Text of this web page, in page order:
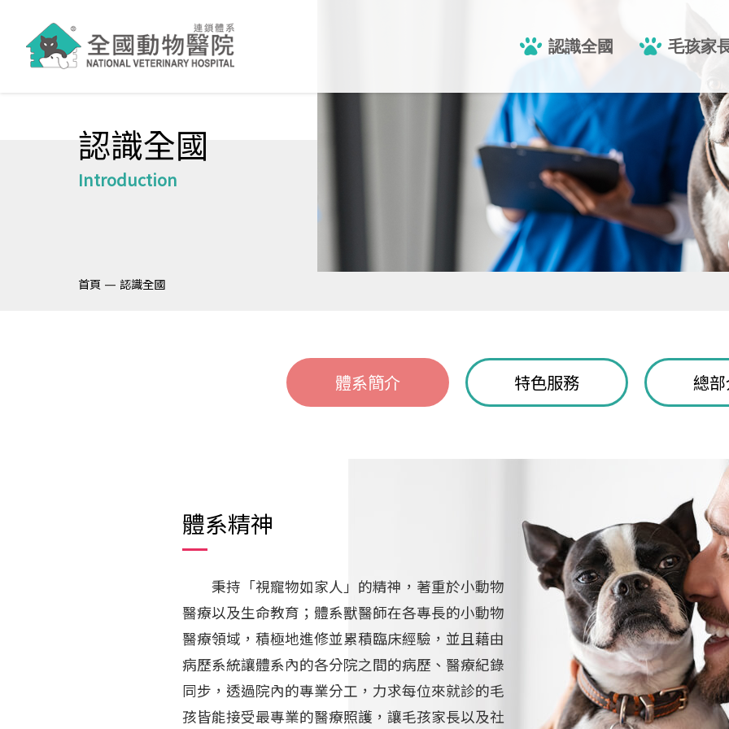
認識全國 毛孩家
認識全國
Introduction
首頁 — 認識全國
體系簡介 特色服務 總
體系精神
秉持「視寵物如家人」的精神，著重於小動物
醫療以及生命教育；體系獸醫師在各專長的小動物
醫療領域，積極地進修並累積臨床經驗，並且藉由
病歷系統讓體系內的各分院之間的病歷、醫療紀錄
同步，透過院內的專業分工，力求每位來就診的毛
孩皆能接受最專業的醫療照護，讓毛孩家長以及社